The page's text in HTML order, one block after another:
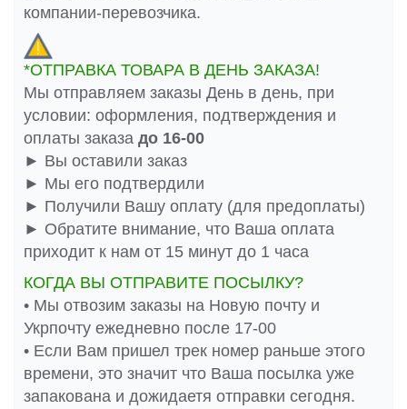
компании-перевозчика.
*ОТПРАВКА ТОВАРА В ДЕНЬ ЗАКАЗА!
Мы отправляем заказы День в день, при
условии: оформления, подтверждения и
оплаты заказа до 16-00
► Вы оставили заказ
► Мы его подтвердили
► Получили Вашу оплату (для предоплаты)
► Обратите внимание, что Ваша оплата
приходит к нам от 15 минут до 1 часа
КОГДА ВЫ ОТПРАВИТЕ ПОСЫЛКУ?
• Мы отвозим заказы на Новую почту и
Укрпочту ежедневно после 17-00
• Если Вам пришел трек номер раньше этого
времени, это значит что Ваша посылка уже
запакована и дожидаетя отправки сегодня.